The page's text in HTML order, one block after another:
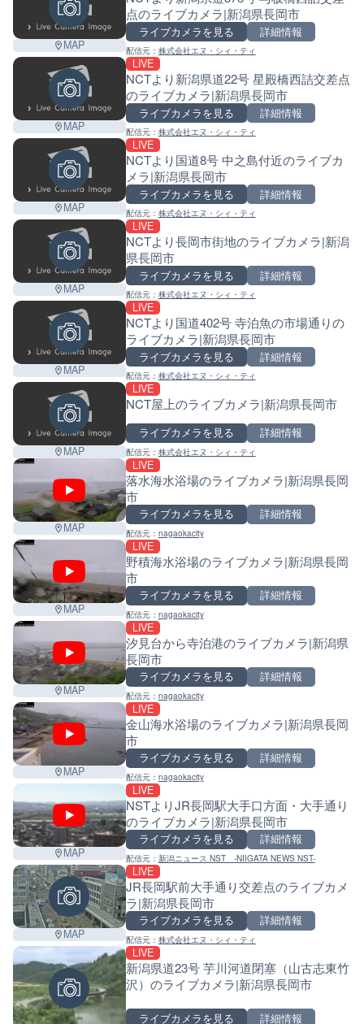
MAP
点のライブカメラ|新潟県長岡市
ライブカメラを見る 詳細情報
配信元： 株式会社エヌ・シィ・ティ
MAP
LIVE
NCTより新潟県道22号 星殿橋西詰交差点
のライブカメラ|新潟県長岡市
ライブカメラを見る 詳細情報
配信元： 株式会社エヌ・シィ・ティ
MAP
LIVE
NCTより国道8号 中之島付近のライブカ
メラ|新潟県長岡市
ライブカメラを見る 詳細情報
配信元： 株式会社エヌ・シィ・ティ
MAP
LIVE
NCTより長岡市街地のライブカメラ|新潟
県長岡市
ライブカメラを見る 詳細情報
配信元： 株式会社エヌ・シィ・ティ
MAP
LIVE
NCTより国道402号 寺泊魚の市場通りの
ライブカメラ|新潟県長岡市
ライブカメラを見る 詳細情報
配信元： 株式会社エヌ・シィ・ティ
MAP
LIVE
NCT屋上のライブカメラ|新潟県長岡市
ライブカメラを見る 詳細情報
配信元： 株式会社エヌ・シィ・ティ
MAP
LIVE
落水海水浴場のライブカメラ|新潟県長岡
市
ライブカメラを見る 詳細情報
配信元： nagaokacity
MAP
LIVE
野積海水浴場のライブカメラ|新潟県長岡
市
ライブカメラを見る 詳細情報
配信元： nagaokacity
MAP
LIVE
汐見台から寺泊港のライブカメラ|新潟県
長岡市
ライブカメラを見る 詳細情報
配信元： nagaokacity
MAP
LIVE
金山海水浴場のライブカメラ|新潟県長岡
市
ライブカメラを見る 詳細情報
配信元： nagaokacity
MAP
LIVE
NSTよりJR長岡駅大手口方面・大手通り
のライブカメラ|新潟県長岡市
ライブカメラを見る 詳細情報
配信元： 新潟ニュース NST -NIIGATA NEWS NST-
MAP
LIVE
JR長岡駅前大手通り交差点のライブカメ
ラ|新潟県長岡市
ライブカメラを見る 詳細情報
配信元： 株式会社エヌ・シィ・ティ
LIVE
新潟県道23号 芋川河道閉塞（山古志東竹
沢）のライブカメラ|新潟県長岡市
ライブカメラを見る 詳細情報